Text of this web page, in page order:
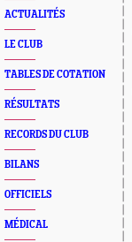
ACTUALITÉS
LE CLUB
TABLES DE COTATION
RÉSULTATS
RECORDS DU CLUB
BILANS
OFFICIELS
MÉDICAL